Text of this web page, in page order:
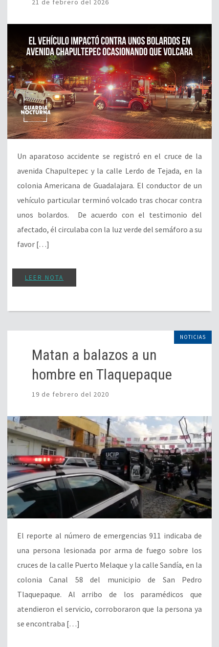
Un aparatoso accidente se registró en el cruce de la
avenida Chapultepec y la calle Lerdo de Tejada, en la
colonia Americana de Guadalajara. El conductor de un
vehículo particular terminó volcado tras chocar contra
unos bolardos. De acuerdo con el testimonio del
afectado, él circulaba con la luz verde del semáforo a su
favor […]
LEER NOTA
NOTICIAS
Matan a balazos a un
hombre en Tlaquepaque
19 de febrero del 2020
El reporte al número de emergencias 911 indicaba de
una persona lesionada por arma de fuego sobre los
cruces de la calle Puerto Melaque y la calle Sandía, en la
colonia Canal 58 del municipio de San Pedro
Tlaquepaque. Al arribo de los paramédicos que
atendieron el servicio, corroboraron que la persona ya
se encontraba […]